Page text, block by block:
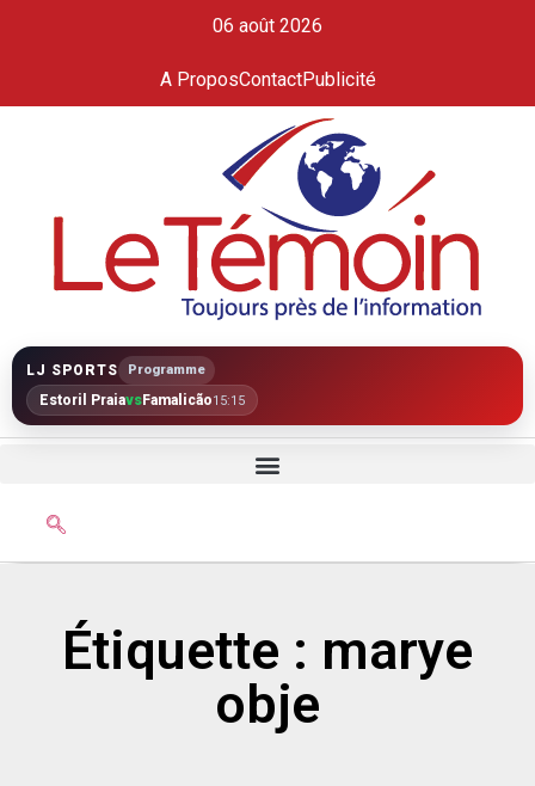
06 août 2026
A ProposContactPublicité
LJ SPORTS Programme
Estoril PraiavsFamalicão15:15
Étiquette : marye
obje